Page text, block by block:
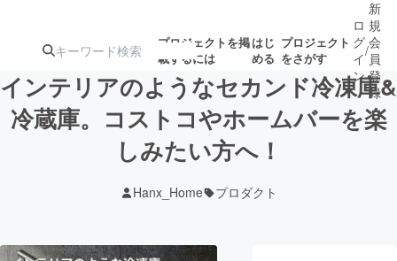
プロジェクトを掲
載するには
はじ
める
プロジェクト
をさがす
注目のリ
注目の新着プロ募集終了が近いプ
ロ
グ
イ
ン
/
新
規
会
員
登
録
インテリアのようなセカンド冷凍庫&
冷蔵庫。コストコやホームバーを楽
しみたい方へ！
Hanx_Home プロダクト